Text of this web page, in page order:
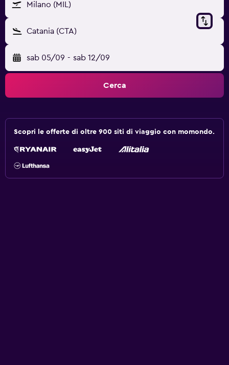
Milano (MIL)
Catania (CTA)
sab 05/09 - sab 12/09
Cerca
Scopri le offerte di oltre 900 siti di viaggio con momondo.